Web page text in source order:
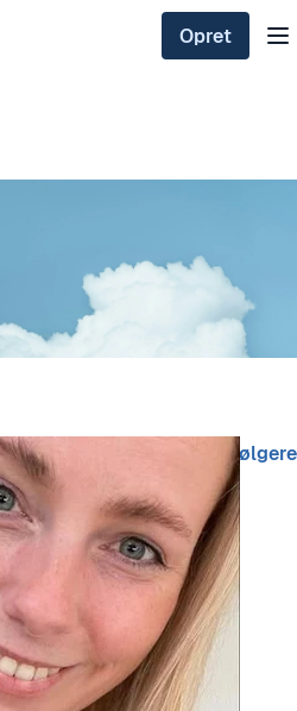
Opret
4 følgere